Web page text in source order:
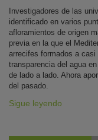
Investigadores de las
identificado en varios
afloramientos de origen
previa en la que el
arrecifes formados a
transparencia del agua
de lado a lado. Ahora
del pasado.
Sigue leyendo